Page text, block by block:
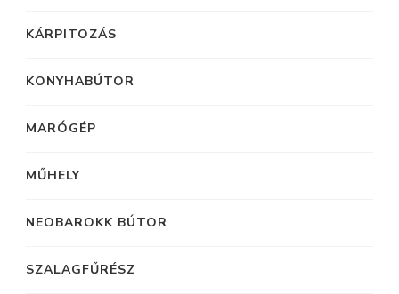
KÁRPITOZÁS
KONYHABÚTOR
MARÓGÉP
MŰHELY
NEOBAROKK BÚTOR
SZALAGFŰRÉSZ